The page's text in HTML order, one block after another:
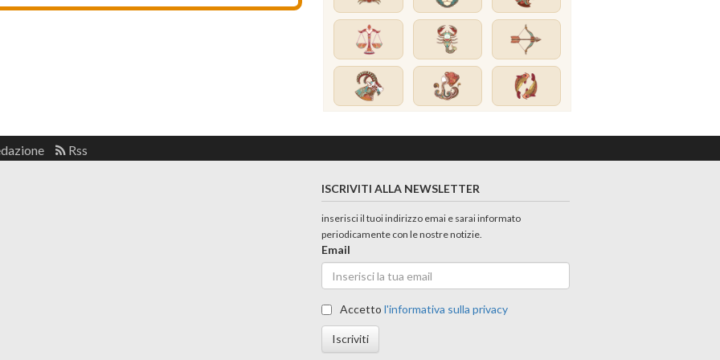
Rss
ISCRIVITI ALLA NEWSLETTER
inserisci il tuoi indirizzo emai e sarai informato
periodicamente con le nostre notizie.
Email
Accettol'informativa sulla privacy
Iscriviti